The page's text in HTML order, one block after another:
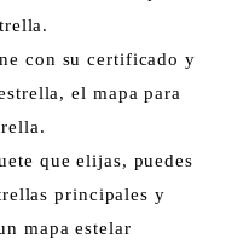
con su certificado y
el mapa para
que elijas, puedes
principales y
mapa estelar